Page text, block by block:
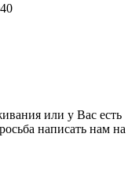
или у Вас есть
написать нам на